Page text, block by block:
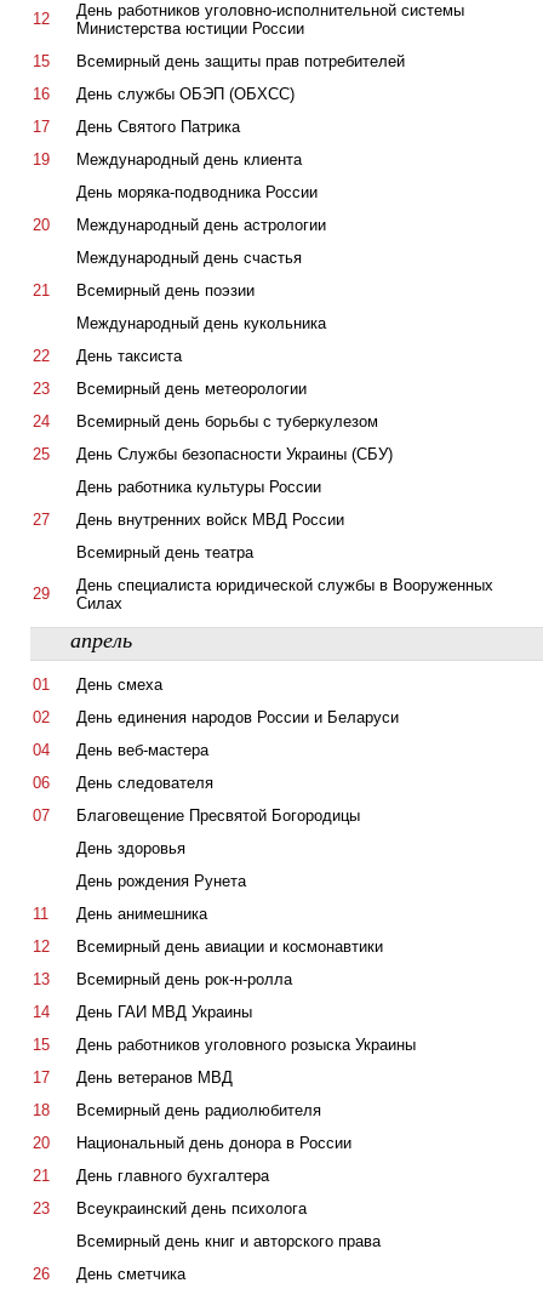
12
День работников уголовно-исполнительной системы
Министерства юстиции России
15
Всемирный день защиты прав потребителей
16
День службы ОБЭП (ОБХСС)
17
День Святого Патрика
19
Международный день клиента
День моряка-подводника России
20
Международный день астрологии
Международный день счастья
21
Всемирный день поэзии
Международный день кукольника
22
День таксиста
23
Всемирный день метеорологии
24
Всемирный день борьбы с туберкулезом
25
День Службы безопасности Украины (СБУ)
День работника культуры России
27
День внутренних войск МВД России
Всемирный день театра
29
День специалиста юридической службы в Вооруженных
Силах
апрель
01
День смеха
02
День единения народов России и Беларуси
04
День веб-мастера
06
День следователя
07
Благовещение Пресвятой Богородицы
День здоровья
День рождения Рунета
11
День анимешника
12
Всемирный день авиации и космонавтики
13
Всемирный день рок-н-ролла
14
День ГАИ МВД Украины
15
День работников уголовного розыска Украины
17
День ветеранов МВД
18
Всемирный день радиолюбителя
20
Национальный день донора в России
21
День главного бухгалтера
23
Всеукраинский день психолога
Всемирный день книг и авторского права
26
День сметчика